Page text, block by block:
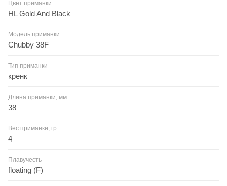
Цвет приманки
HL Gold And Black
Модель приманки
Chubby 38F
Тип приманки
кренк
Длина приманки, мм
38
Вес приманки, гр
4
Плавучесть
floating (F)